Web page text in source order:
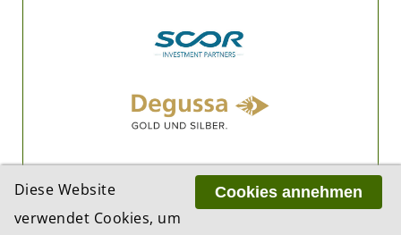
Cookies annehmen
Diese Website
verwendet Cookies, um